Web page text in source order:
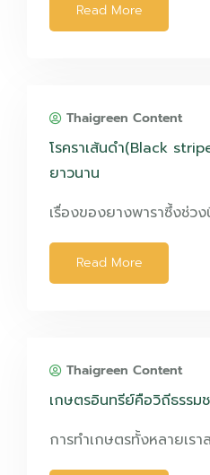
Read More
Thaigreen Content
โรคราเส้นดำ(Black
ยาวนาน
เรื่องของยางพาราซึ้งช่ว
Read More
Thaigreen Content
เกษตรอินทรีย์คือวิถีธรรม
การทำเกษตรทั้งหลายเร